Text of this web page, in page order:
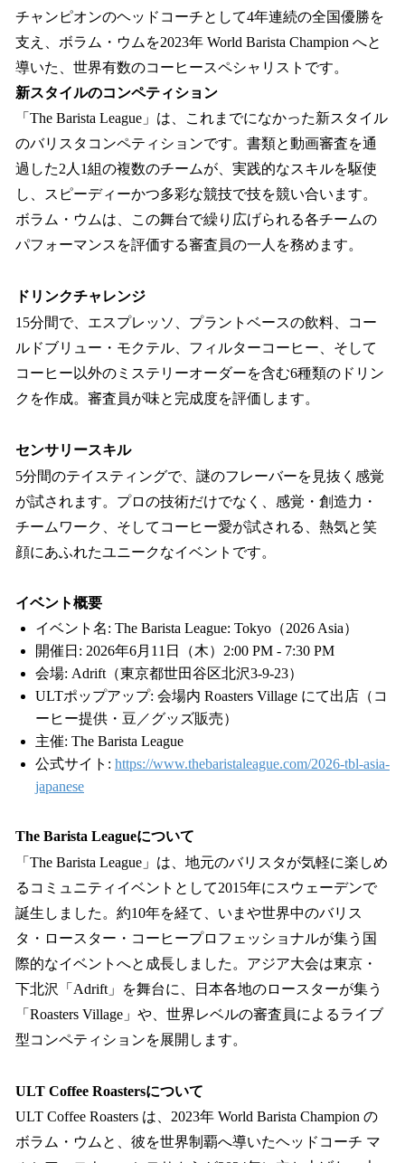
チャンピオンのヘッドコーチとして4年連続の全国優勝を
支え、ボラム・ウムを2023年 World Barista Champion へと
導いた、世界有数のコーヒースペシャリストです。
新スタイルのコンペティション
「The Barista League」は、これまでになかった新スタイル
のバリスタコンペティションです。書類と動画審査を通
過した2人1組の複数のチームが、実践的なスキルを駆使
し、スピーディーかつ多彩な競技で技を競い合います。
ボラム・ウムは、この舞台で繰り広げられる各チームの
パフォーマンスを評価する審査員の一人を務めます。
ドリンクチャレンジ
15分間で、エスプレッソ、プラントベースの飲料、コー
ルドブリュー・モクテル、フィルターコーヒー、そして
コーヒー以外のミステリーオーダーを含む6種類のドリン
クを作成。審査員が味と完成度を評価します。
センサリースキル
5分間のテイスティングで、謎のフレーバーを見抜く感覚
が試されます。プロの技術だけでなく、感覚・創造力・
チームワーク、そしてコーヒー愛が試される、熱気と笑
顔にあふれたユニークなイベントです。
イベント概要
イベント名: The Barista League: Tokyo（2026 Asia）
開催日: 2026年6月11日（木）2:00 PM - 7:30 PM
会場: Adrift（東京都世田谷区北沢3-9-23）
ULTポップアップ: 会場内 Roasters Village にて出店（コ
ーヒー提供・豆／グッズ販売）
主催: The Barista League
公式サイト: https://www.thebaristaleague.com/2026-tbl-asia-
japanese
The Barista Leagueについて
「The Barista League」は、地元のバリスタが気軽に楽しめ
るコミュニティイベントとして2015年にスウェーデンで
誕生しました。約10年を経て、いまや世界中のバリス
タ・ロースター・コーヒープロフェッショナルが集う国
際的なイベントへと成長しました。アジア大会は東京・
下北沢「Adrift」を舞台に、日本各地のロースターが集う
「Roasters Village」や、世界レベルの審査員によるライブ
型コンペティションを展開します。
ULT Coffee Roastersについて
ULT Coffee Roasters は、2023年 World Barista Champion の
ボラム・ウムと、彼を世界制覇へ導いたヘッドコーチ マ